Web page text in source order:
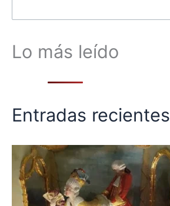
Lo más leído
Entradas recientes